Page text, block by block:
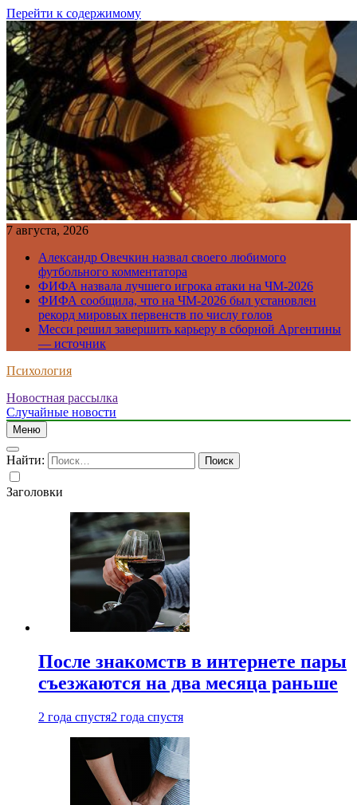
Перейти к содержимому
7 августа, 2026
Александр Овечкин назвал своего любимого
футбольного комментатора
ФИФА назвала лучшего игрока атаки на ЧМ-2026
ФИФА сообщила, что на ЧМ-2026 был установлен
рекорд мировых первенств по числу голов
Месси решил завершить карьеру в сборной Аргентины
— источник
Психология
Новостная рассылка
Случайные новости
Меню
Найти:
Заголовки
После знакомств в интернете пары
съезжаются на два месяца раньше
2 года спустя2 года спустя